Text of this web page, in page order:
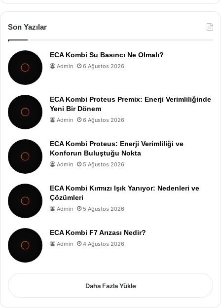
Son Yazılar
ECA Kombi Su Basıncı Ne Olmalı?
Admin 6 Ağustos 2026
ECA Kombi Proteus Premix: Enerji Verimliliğinde
Yeni Bir Dönem
Admin 6 Ağustos 2026
ECA Kombi Proteus: Enerji Verimliliği ve
Konforun Buluştuğu Nokta
Admin 5 Ağustos 2026
ECA Kombi Kırmızı Işık Yanıyor: Nedenleri ve
Çözümleri
Admin 5 Ağustos 2026
ECA Kombi F7 Arızası Nedir?
Admin 4 Ağustos 2026
Daha Fazla Yükle